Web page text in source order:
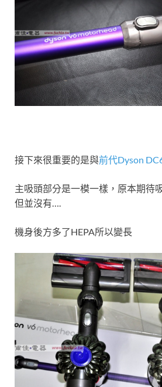
接下來很重要的是與前代Dyson
主吸頭部分是一模一樣，原本期待
但並沒有….
機身後方多了HEPA所以變長